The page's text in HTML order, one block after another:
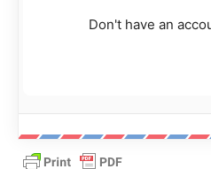
Don't have an